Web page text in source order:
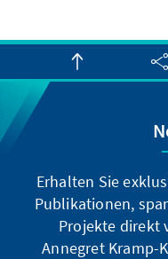
Erhalten Sie
Publikationen,
Projekte direkt
Annegret Kramp-